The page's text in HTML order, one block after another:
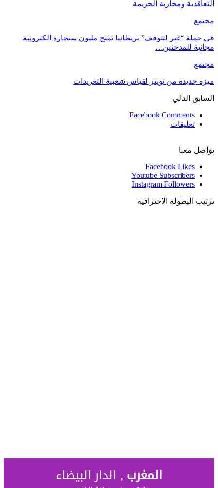
التعاقدية ومحاربة الجريمة
مجتمع
في حملة “غير لتتوقف” بريطانيا تمنح مليون سيجارة الكترونية
مجانية للمدخنين…
مجتمع
ميزة جديدة من تويتر لقياس شعبية التغريدات
السابق التالي
Facebook Comments
تعليقات
تواصل معنا
Facebook Likes
Youtube Subscribers
Instagram Followers
ترتيب البطولة الاحترافية